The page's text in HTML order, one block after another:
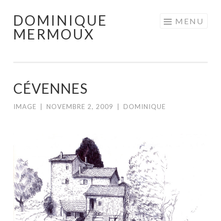
Aller
au
DOMINIQUE
MERMOUX
MENU
CÉVENNES
IMAGE NOVEMBRE 2, 2009 DOMINIQUE